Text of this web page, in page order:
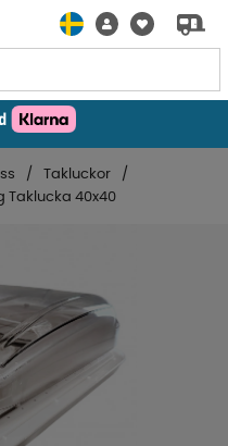
Takluckor
Taklucka 40x40